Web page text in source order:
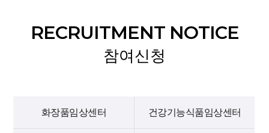
RECRUITMENT NOTICE
참여신청
화장품임상센터 건강기능식품임상센터